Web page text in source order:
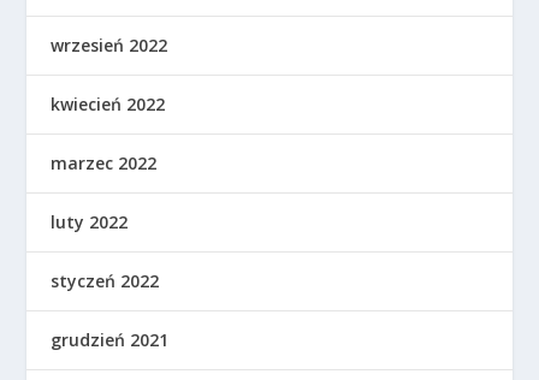
wrzesień 2022
kwiecień 2022
marzec 2022
luty 2022
styczeń 2022
grudzień 2021